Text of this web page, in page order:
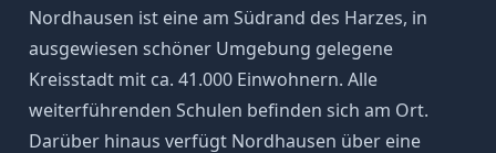
Nordhausen ist eine am Südrand des Harzes, in
ausgewiesen schöner Umgebung gelegene
Kreisstadt mit ca. 41.000 Einwohnern. Alle
weiterführenden Schulen befinden sich am Ort.
Darüber hinaus verfügt Nordhausen über eine